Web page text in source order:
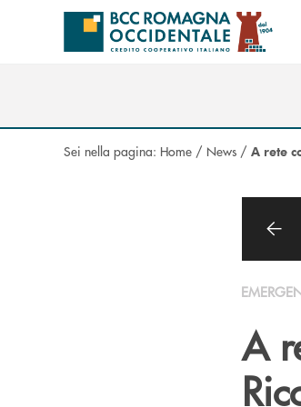
Salta al contenuto principale
Sei nella pagina: Home / News / A rete
A